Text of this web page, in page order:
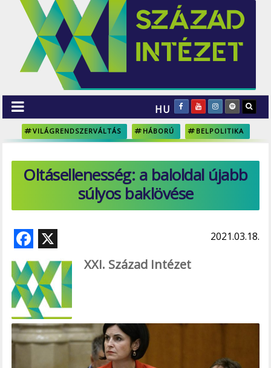
HU
VILÁGRENDSZERVÁLTÁS HÁBORÚ BELPOLITIKA
Oltásellenesség: a baloldal újabb
súlyos baklövése
F
ac
e
b
o
o
k
2021.03.18.
XXI. Század Intézet